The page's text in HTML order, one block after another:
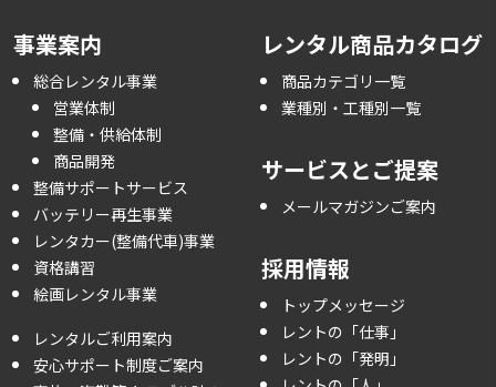
事業案内
総合レンタル事業
営業体制
整備・供給体制
商品開発
整備サポートサービス
バッテリー再生事業
レンタカー(整備代車)事業
資格講習
絵画レンタル事業
レンタルご利用案内
安心サポート制度ご案内
レンタル商品カタログ
商品カテゴリ一覧
業種別・工種別一覧
サービスとご提案
メールマガジンご案内
採用情報
トップメッセージ
レントの「仕事」
レントの「発明」